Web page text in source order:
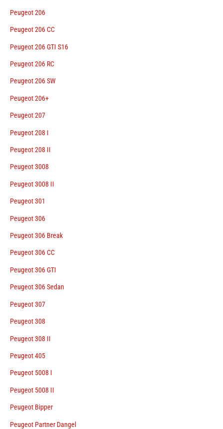
Peugeot 206
Peugeot 206 CC
Peugeot 206 GTI S16
Peugeot 206 RC
Peugeot 206 SW
Peugeot 206+
Peugeot 207
Peugeot 208 I
Peugeot 208 II
Peugeot 3008
Peugeot 3008 II
Peugeot 301
Peugeot 306
Peugeot 306 Break
Peugeot 306 CC
Peugeot 306 GTI
Peugeot 306 Sedan
Peugeot 307
Peugeot 308
Peugeot 308 II
Peugeot 405
Peugeot 5008 I
Peugeot 5008 II
Peugeot Bipper
Peugeot Partner Dangel